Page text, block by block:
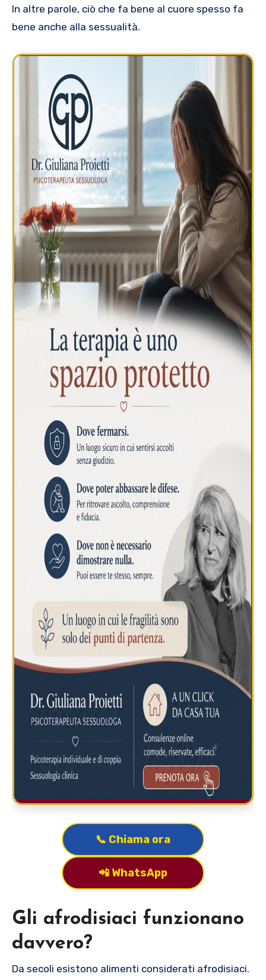
In altre parole, ciò che fa bene al cuore spesso fa
bene anche alla sessualità.
📞 Chiama ora
📲 WhatsApp
Gli afrodisiaci funzionano
davvero?
Da secoli esistono alimenti considerati afrodisiaci.